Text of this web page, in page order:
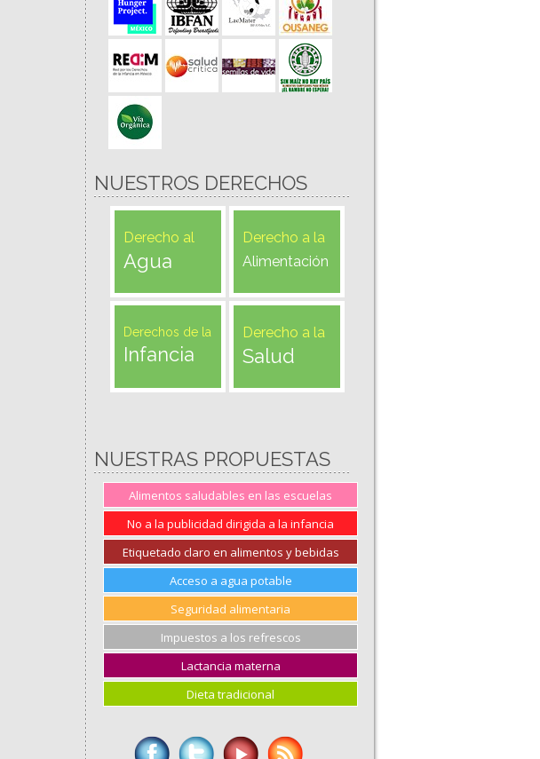
NUESTROS DERECHOS
Derecho al
Agua
Derecho a la
Alimentación
Derechos de la
Infancia
Derecho a la
Salud
NUESTRAS PROPUESTAS
Alimentos saludables en las escuelas
No a la publicidad dirigida a la infancia
Etiquetado claro en alimentos y bebidas
Acceso a agua potable
Seguridad alimentaria
Impuestos a los refrescos
Lactancia materna
Dieta tradicional